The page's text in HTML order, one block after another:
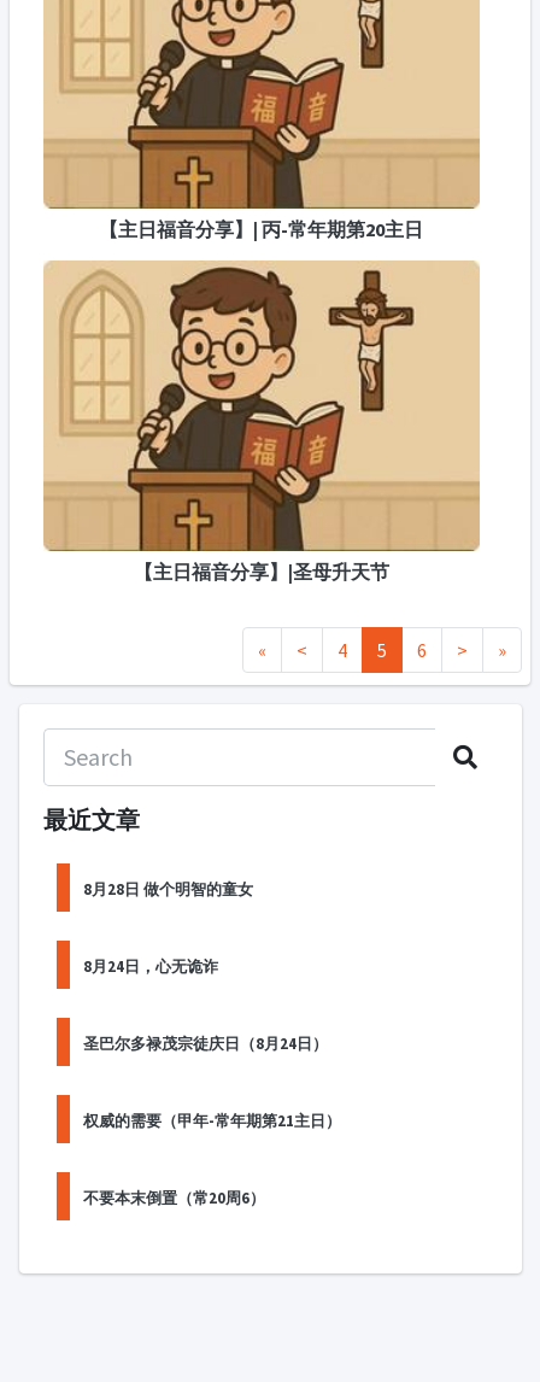
【主日福音分享】| 丙-常年期第20主日
【主日福音分享】|圣母升天节
« < 4 5 6 > »
最近文章
8月28日 做个明智的童女
8月24日，心无诡诈
圣巴尔多禄茂宗徒庆日（8月24日）
权威的需要（甲年-常年期第21主日）
不要本末倒置（常20周6）